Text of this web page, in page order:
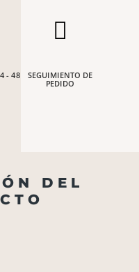
- 48

SEGUIMIENTO DE
PEDIDO
DEL